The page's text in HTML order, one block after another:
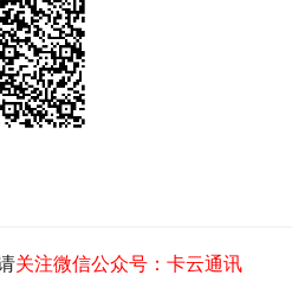
关注微信公众号：卡云通讯